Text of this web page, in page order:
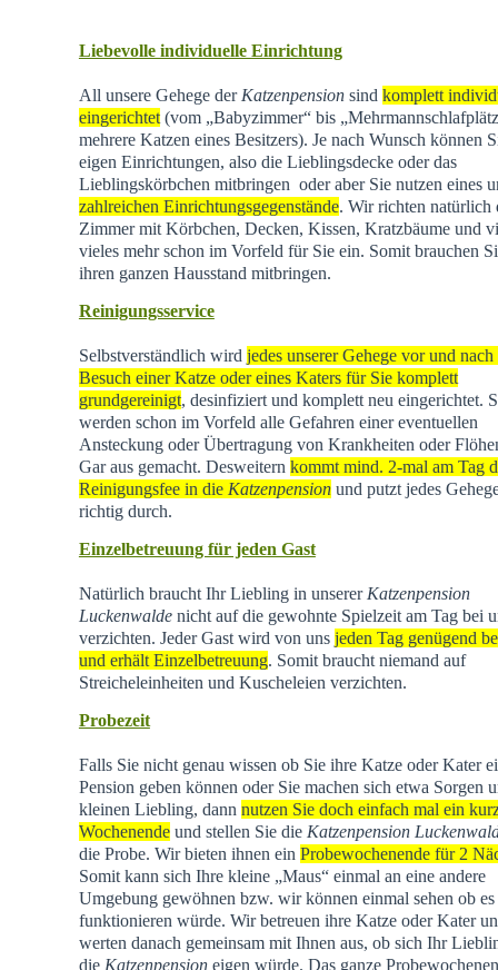
Liebevolle individuelle Einrichtung
All unsere Gehege der Katzenpensionsind komplett
eingerichtet(vom „Babyzimmer“ bis
mehrere Katzen eines Besitzers). Je nach Wunsch können
eigen Einrichtungen, also die Lieblingsdecke oder das
Lieblingskörbchen mitbringen oder aber Sie nutzen eines
zahlreichen Einrichtungsgegenstände. Wir richten natürlich
Zimmer mit Körbchen, Decken, Kissen, Kratzbäume und
vieles mehr schon im Vorfeld für Sie ein. Somit brauchen
ihren ganzen Hausstand mitbringen.
Reinigungsservice
Selbstverständlich wird jedes unserer Gehege vor und nach
Besuch einer Katze oder eines Katers für Sie komplett
grundgereinigt, desinfiziert und komplett neu eingerichtet.
werden schon im Vorfeld alle Gefahren einer eventuellen
Ansteckung oder Übertragung von Krankheiten oder
Gar aus gemacht. Desweitern kommt mind. 2-mal am Tag
Reinigungsfee in die Katzenpensionund putzt jedes
richtig durch.
Einzelbetreuung für jeden Gast
Natürlich braucht Ihr Liebling in unserer Katzenpension
Luckenwaldenicht auf die gewohnte Spielzeit am Tag bei
verzichten. Jeder Gast wird von uns jeden Tag genügend
und erhält Einzelbetreuung. Somit braucht niemand auf
Streicheleinheiten und Kuscheleien verzichten.
Probezeit
Falls Sie nicht genau wissen ob Sie ihre Katze oder Kater
Pension geben können oder Sie machen sich etwa Sorgen
kleinen Liebling, dann nutzen Sie doch einfach mal ein
Wochenendeund stellen Sie die Katzenpension
die Probe. Wir bieten ihnen ein Probewochenende für 2
Somit kann sich Ihre kleine „Maus“ einmal an eine andere
Umgebung gewöhnen bzw. wir können einmal sehen ob es
funktionieren würde. Wir betreuen ihre Katze oder Kater
werten danach gemeinsam mit Ihnen aus, ob sich Ihr
die Katzenpensioneigen würde. Das ganze